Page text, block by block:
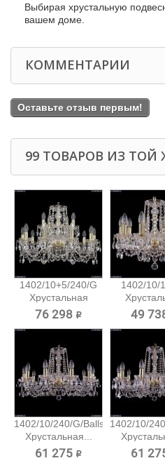
Выбирая хрустальную
вашем доме.
КОММЕНТАРИИ
Оставьте отзыв первым!
99 ТОВАРОВ ИЗ ТОЙ
1402/10+5/240/G
Хрустальная
подвесная...
76 298 ₽
1402/10/
49
1402/10/240/G/Balls
Хрустальная...
61 275 ₽
1402/10/
61